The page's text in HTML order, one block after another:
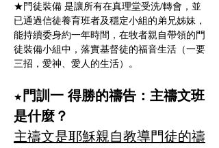
★門徒裝備 是讓所有在真理堂受洗/轉會，並
已通過信徒養育班者及穩定小組的弟兄姊妹，
能持續委身約一年時間，在牧者親自帶領的門
徒裝備小組中，落實基督徒的福音生活（一要
三招，愛神、愛人的生活）。
★ 門訓一 得勝的禱告：主禱文班
是什麼？
主禱文是耶穌親自教導門徒的禱